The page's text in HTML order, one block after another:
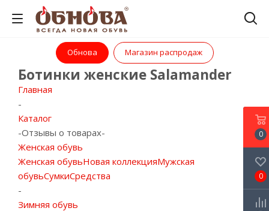
Обнова Магазин распродаж
Ботинки женские Salamander
Главная
-
Каталог
-Отзывы о товарах-
Женская обувь
Женская обувьНовая коллекцияМужская
обувьСумкиСредства
-
Зимняя обувь
0
0